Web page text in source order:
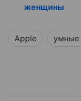
женщины
Apple умные